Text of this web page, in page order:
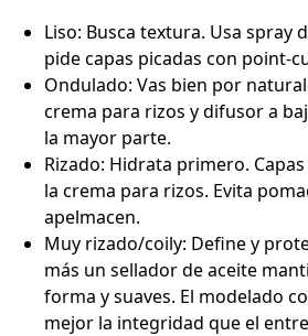
Liso: Busca textura. Usa spray
pide capas picadas con point-
Ondulado: Vas bien por
crema para rizos y difusor a
la mayor parte.
Rizado: Hidrata primero.
la crema para rizos. Evita
apelmacen.
Muy rizado/coily: Define y
más un sellador de aceite
forma y suaves. El modelado
mejor la integridad que el